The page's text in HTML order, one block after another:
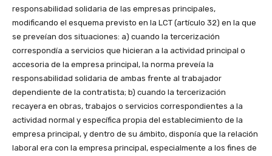
responsabilidad solidaria de las empresas principales,
modificando el esquema previsto en la LCT (artículo 32) en la que
se preveían dos situaciones: a) cuando la tercerización
correspondía a servicios que hicieran a la actividad principal o
accesoria de la empresa principal, la norma preveía la
responsabilidad solidaria de ambas frente al trabajador
dependiente de la contratista; b) cuando la tercerización
recayera en obras, trabajos o servicios correspondientes a la
actividad normal y específica propia del establecimiento de la
empresa principal, y dentro de su ámbito, disponía que la relación
laboral era con la empresa principal, especialmente a los fines de